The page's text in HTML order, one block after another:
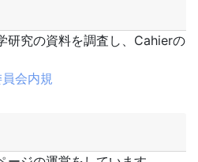
研究の資料を調査し、Cahierの
会内規